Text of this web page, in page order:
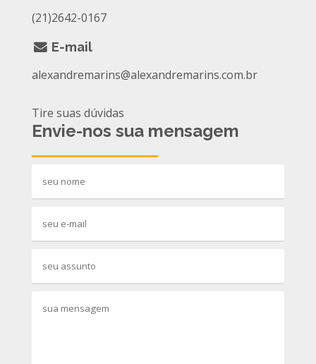
(21)2642-0167
E-mail
alexandremarins@alexandremarins.com.br
Tire suas dúvidas
Envie-nos sua mensagem